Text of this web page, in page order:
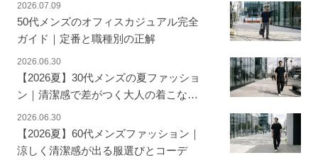
2026.07.09
50代メンズのオフィスカジュアル完全
ガイド｜定番と職種別の正解
2026.06.30
【2026夏】30代メンズの夏ファッショ
ン｜清潔感で差がつく大人の着こなし
術
2026.06.30
【2026夏】60代メンズファッション｜
涼しく清潔感が出る服選びとコーデ